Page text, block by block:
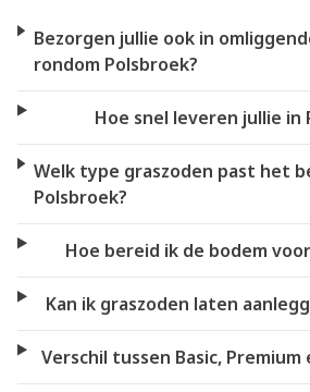
Bezorgen jullie ook in
rondom Polsbroek?
Hoe snel leveren jullie in
Welk type graszoden past het
Polsbroek?
Hoe bereid ik de bodem
Kan ik graszoden laten
Verschil tussen Basic, Premium